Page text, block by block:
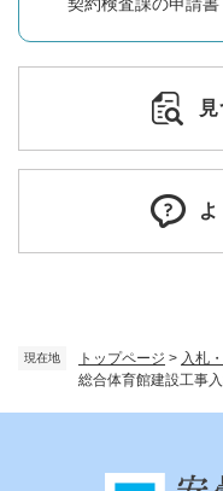
現在地 トップページ > 入札
総合体育館建設工事